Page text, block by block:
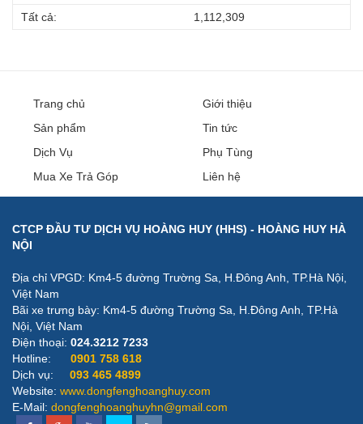
Tất cả:
1,112,309
Trang chủ
Giới thiệu
Sản phẩm
Tin tức
Dịch Vụ
Phụ Tùng
Mua Xe Trả Góp
Liên hệ
CTCP ĐẦU TƯ DỊCH VỤ HOÀNG HUY (HHS) - HOÀNG HUY HÀ
NỘI
Địa chỉ VPGD: Km4-5 đường Trường Sa, H.Đông Anh, TP.Hà Nội,
Việt Nam
Bãi xe trưng bày: ​Km4-5 đường Trường Sa, H.Đông Anh, TP.Hà
Nội, Việt Nam
Điện thoại: 024.3212 7233
Hotline: 0901 758 618
Dịch vụ: 093 465 4899
Website: www.dongfenghoanghuy.com
E-Mail: dongfenghoanghuyhn@gmail.com